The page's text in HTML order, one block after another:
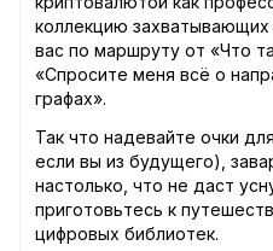
коллекцию
вас по маршруту от «Что
«Спросите меня всё о
графах».
Так что надевайте очки
если вы из будущего),
настолько, что не даст
приготовьтесь к
цифровых библиотек.